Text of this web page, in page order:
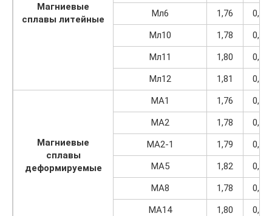
Магниевые
сплавы литейные
Мл6
1,76
0,22
Мл10
1,78
0,23
Мл11
1,80
0,23
Мл12
1,81 0,23
Магниевые
сплавы
деформируемые
МА1 1,76
0,22
МА2
1,78
0,23
МА2-1
1,79
0,23
МА5
1,82
0,23
МА8
1,78
0,23
МА14
1,80 0,23